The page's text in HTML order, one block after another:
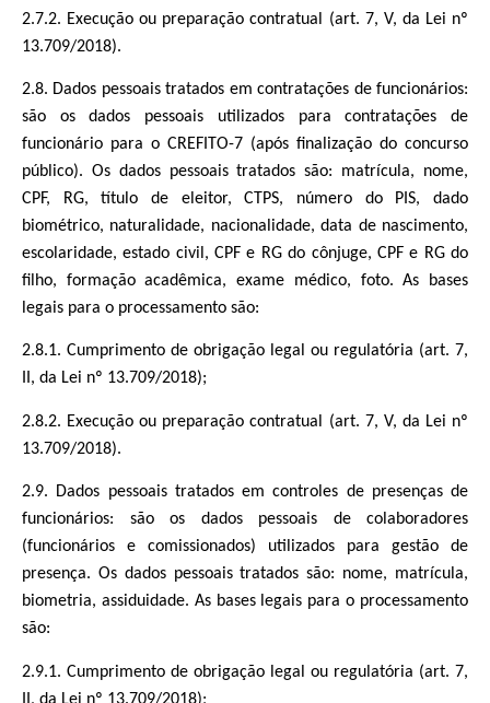
2.7.2. Execução ou preparação contratual (art. 7, V, da Lei nº
13.709/2018).
2.8. Dados pessoais tratados em contratações de funcionários:
são os dados pessoais utilizados para contratações de
funcionário para o CREFITO-7 (após finalização do concurso
público). Os dados pessoais tratados são: matrícula, nome,
CPF, RG, título de eleitor, CTPS, número do PIS, dado
biométrico, naturalidade, nacionalidade, data de nascimento,
escolaridade, estado civil, CPF e RG do cônjuge, CPF e RG do
filho, formação acadêmica, exame médico, foto. As bases
legais para o processamento são:
2.8.1. Cumprimento de obrigação legal ou regulatória (art. 7,
II, da Lei nº 13.709/2018);
2.8.2. Execução ou preparação contratual (art. 7, V, da Lei nº
13.709/2018).
2.9. Dados pessoais tratados em controles de presenças de
funcionários: são os dados pessoais de colaboradores
(funcionários e comissionados) utilizados para gestão de
presença. Os dados pessoais tratados são: nome, matrícula,
biometria, assiduidade. As bases legais para o processamento
são:
2.9.1. Cumprimento de obrigação legal ou regulatória (art. 7,
II, da Lei nº 13.709/2018);